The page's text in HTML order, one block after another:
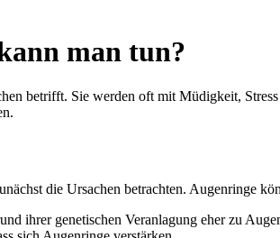
man tun?
betrifft. Sie werden oft mit Müdigkeit,
die Ursachen betrachten. Augenringe
ihrer genetischen Veranlagung eher zu